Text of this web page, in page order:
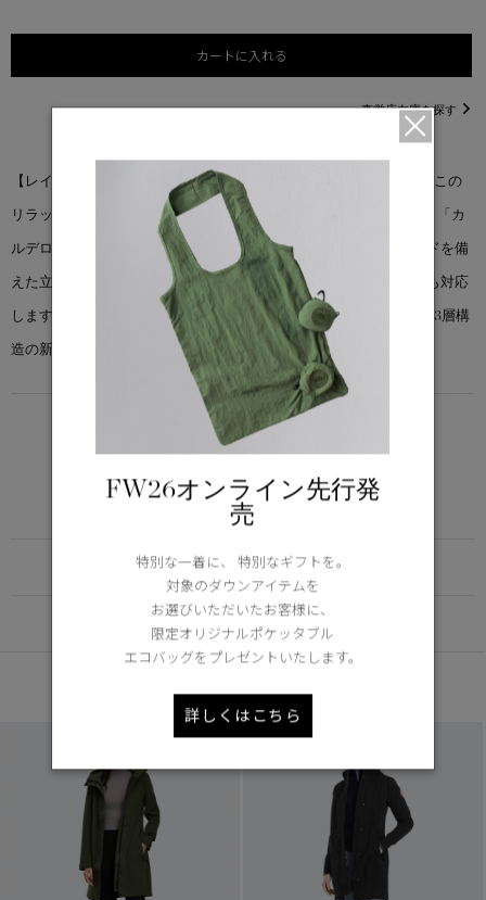
カートに入れる
直営店在庫を探す
【レインコート】暖かい気温に欠かせないフレッシュなアイテム。この
リラックス感のある上質な一着は、天気が良い日にも活躍します。 「カ
ルデロ レイン ジャケット」は、ウエストを絞るバックドローコードを備
えた立体的なシルエット。防水性100%を誇り、予測不能な天候にも対応
します。太ももの半ばまで丈感で、快適性と透湿性に優れた柔軟な3層構
造の新素材を使用しています。
LIGHTWEIGHT
アクティブな活動に適した軽さ
Learn more about TEI
FUNCTION
DETAIL
FW26オンライン先行発
売
特別な一着に、 特別なギフトを。
対象のダウンアイテムを
お選びいただいたお客様に、
限定オリジナルポケッタブル
エコバッグをプレゼントいたします。
詳しくはこちら